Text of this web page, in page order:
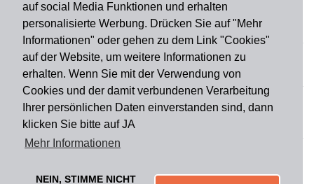
auf social Media Funktionen und erhalten
personalisierte Werbung. Drücken Sie auf "Mehr
Informationen" oder gehen zu dem Link "Cookies"
auf der Website, um weitere Informationen zu
erhalten. Wenn Sie mit der Verwendung von
Cookies und der damit verbundenen Verarbeitung
Ihrer persönlichen Daten einverstanden sind, dann
klicken Sie bitte auf JA
Mehr Informationen
NEIN, STIMME NICHT
Versandart
Du findest uns auch auf
Informationen
Impressum Widerruf